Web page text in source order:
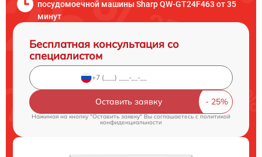
посудомоечной машины Sharp QW-GT24F463 от 35
минут
Бесплатная консультация со
специалистом
Оставить заявку
Нажимая на кнопку "Оставить заявку" Вы соглашаетесь cполитикой
конфиденциальности